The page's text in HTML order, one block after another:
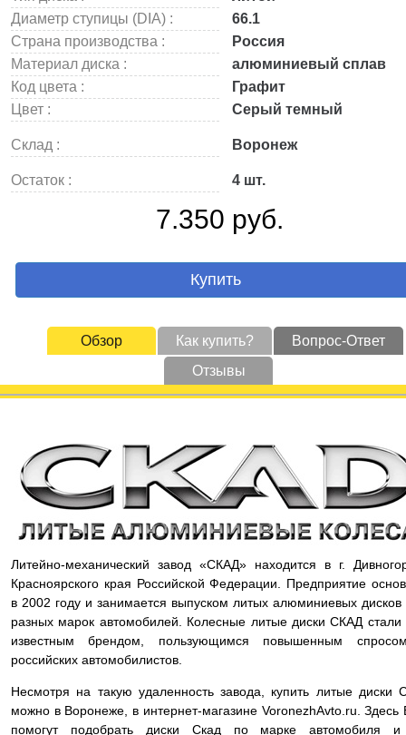
Диаметр ступицы (DIA) :
66.1
Страна производства :
Россия
Материал диска :
алюминиевый сплав
Код цвета :
Графит
Цвет :
Серый темный
Склад : Воронеж
Остаток : 4 шт.
7.350 руб.
Купить
Обзор Как купить?
Вопрос-Ответ
Отзывы
Литейно-механический завод «СКАД» находится в г.
Красноярского края Российской Федерации. Предприятие
в 2002 году и занимается выпуском литых алюминиевых дисков
разных марок автомобилей. Колесные литые диски СКАД стали
известным брендом, пользующимся повышенным
российских автомобилистов.
Несмотря на такую удаленность завода, купить литые диски
можно в Воронеже, в интернет-магазине VoronezhAvto.ru. Здесь
помогут подобрать диски Скад по марке автомобиля